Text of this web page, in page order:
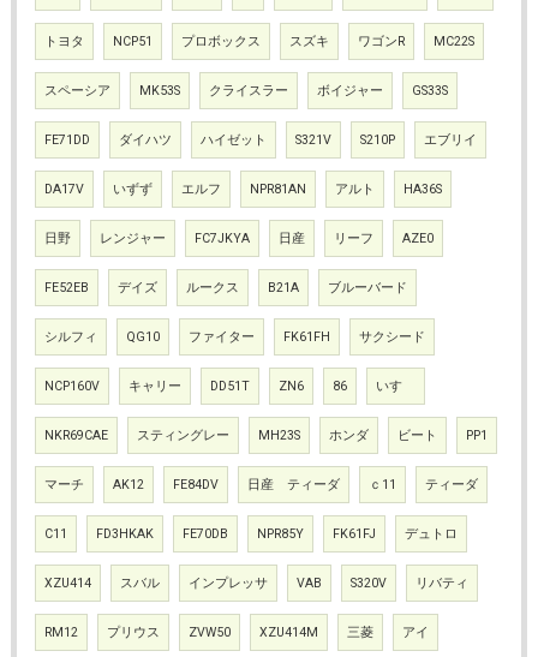
トヨタ NCP51 プロボックス スズキ ワゴンR MC22S
スペーシア MK53S クライスラー ボイジャー GS33S
FE71DD ダイハツ ハイゼット S321V S210P エブリイ
DA17V いずず エルフ NPR81AN アルト HA36S
日野 レンジャー FC7JKYA 日産 リーフ AZE0
FE52EB デイズ ルークス B21A ブルーバード
シルフィ QG10 ファイター FK61FH サクシード
NCP160V キャリー DD51T ZN6 86 いすゞ
NKR69CAE スティングレー MH23S ホンダ ビート PP1
マーチ AK12 FE84DV 日産 ティーダ ｃ11 ティーダ
C11 FD3HKAK FE70DB NPR85Y FK61FJ デュトロ
XZU414 スバル インプレッサ VAB S320V リバティ
RM12 プリウス ZVW50 XZU414M 三菱 アイ